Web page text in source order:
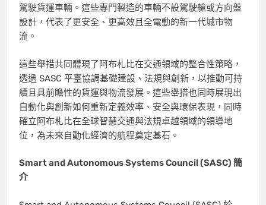
駕駛貨運車輛。這些專門製造的車輛不設駕駛艙或方向盤
設計，代表了更安全、更高效且全電動的新一代城市物
流。
這些舉措共同體現了阿布札比在交通領域的整合性策略，
透過 SASC 平臺協調基礎建設、法規與創新，以推動可持
續且具前瞻性的貨運與物流發展。這些舉措也同時展現出
自動化與創新如何重新定義效率、安全與環保表現，同時
確立阿布札比在全球智慧交通與法規卓越領域的領導地
位，為未來自動化經濟的航程奠定基石。
Smart and Autonomous Systems Council (SASC) 簡
介